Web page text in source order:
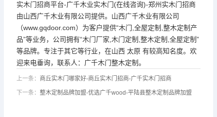
实木门招商平台-广千木业实木门(在线咨询)-郑州实木门招商
由山西广千木业有限公司提供。山西广千木业有限公司
（www.gqdoor.com）为客户提供“木门,全屋定制,整木定制产
品”等业务，公司拥有“木门厂家,木门定制,整木定制,全屋定制”
等品牌。专注于其它等行业，在山西 太原 有较高知名度。欢
迎来电垂询，联系人： 广千木门整木定制。
上一条： 商丘实木门哪家好-商丘实木门招商-广千实木门招商
下一条： 整木定制品牌加盟-优选广千wood-平陆县整木定制品牌加盟